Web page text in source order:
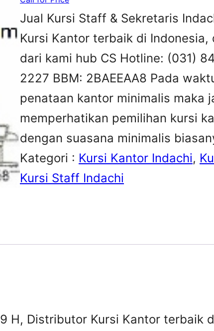
Jual Kursi Staff & Sekretaris
Kursi Kantor terbaik di
dari kami hub CS Hotline: (031)
2227 BBM: 2BAEEAA8 Pada
penataan kantor minimalis maka
memperhatikan pemilihan kursi
dengan suasana minimalis
Kategori : Kursi Kantor Indachi,
Kursi Staff Indachi
H, Distributor Kursi Kantor terbaik